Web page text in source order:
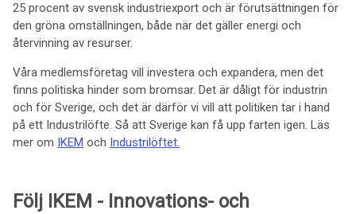
25 procent av svensk industriexport och är förutsättningen för
den gröna omställningen, både när det gäller energi och
återvinning av resurser.
Våra medlemsföretag vill investera och expandera, men det
finns politiska hinder som bromsar. Det är dåligt för industrin
och för Sverige, och det är därför vi vill att politiken tar i hand
på ett Industrilöfte. Så att Sverige kan få upp farten igen. Läs
mer om IKEM och Industrilöftet.
Följ IKEM - Innovations- och